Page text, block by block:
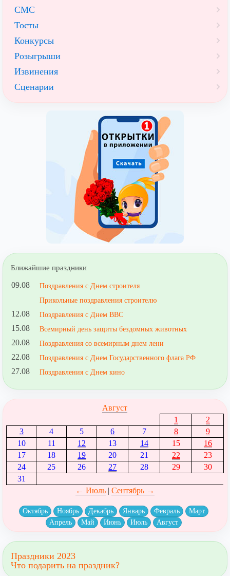
СМС
Тосты
Конкурсы
Розыгрыши
Извинения
Сценарии
Ближайшие праздники
09.08
Поздравления с Днем строителя
Прикольные поздравления строителю
12.08 Поздравления с Днем ВВС
15.08 Всемирный день защиты бездомных животных
20.08 Поздравления со всемирным днем лени
22.08 Поздравления с Днем Государственного флага РФ
27.08 Поздравления с Днем кино
Август
1
2
3
4 5 6 7 8
9
10
11 12 13 14 15
16
17
18 19 20 21 22
23
24
25 26 27 28 29
30
31
← Июль| Сентябрь →
Октябрь Ноябрь Декабрь Январь Февраль
Март
Апрель
Май Июнь Июль Август
Праздники 2023
Что подарить на праздник?